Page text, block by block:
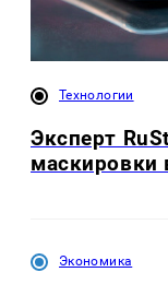
Технологии
Эксперт
маскировки
Экономика